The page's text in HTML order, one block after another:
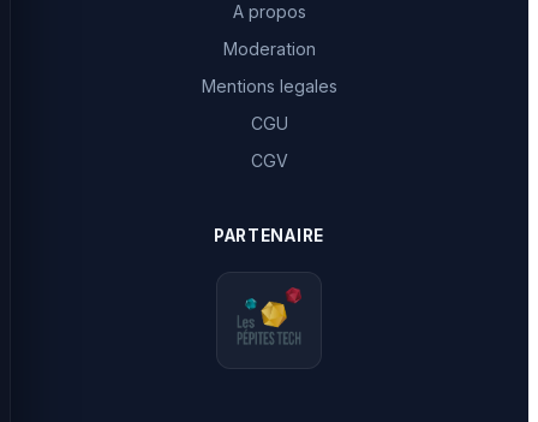
A propos
Moderation
Mentions legales
CGU
CGV
PARTENAIRE